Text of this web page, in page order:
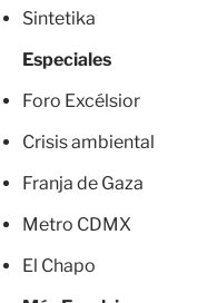
Sintetika
Especiales
Foro Excélsior
Crisis ambiental
Franja de Gaza
Metro CDMX
El Chapo